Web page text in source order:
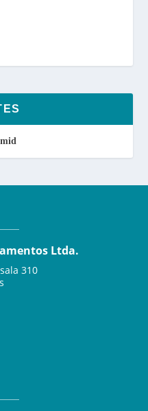
Ltda.
310